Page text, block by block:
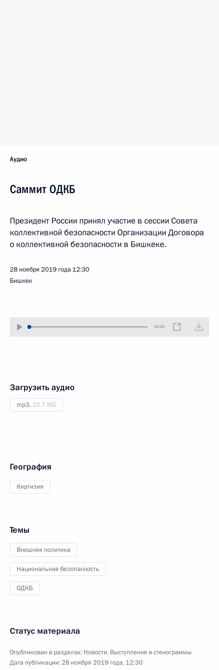
Аудио
Саммит ОДКБ
Президент России принял участие в сессии Совета
коллективной безопасности Организации Договора
о коллективной безопасности в Бишкеке.
28 ноября 2019 года 12:30
Бишкек
00:00
Загрузить аудио
mp3, 10.7 МБ
География
Киргизия
Темы
Внешняя политика
Национальная безопасность
ОДКБ
Статус материала
Опубликован в разделах: Новости, Выступления и стенограммы
Дата публикации:28 ноября 2019 года, 12:30